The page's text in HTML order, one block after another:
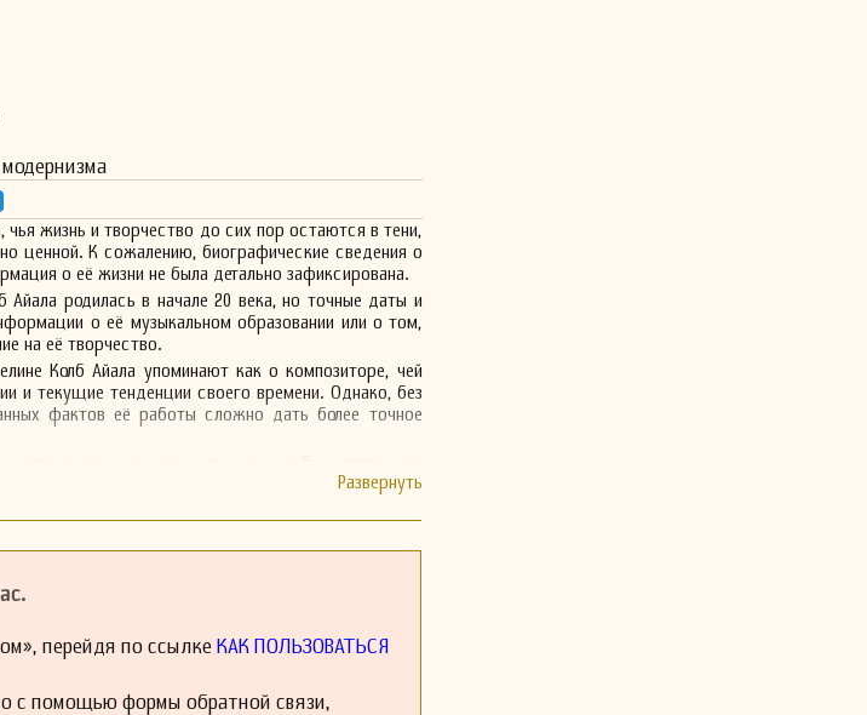
жизнь и творчество до сих пор остаются в тени,
ценной. К сожалению, биографические сведения о
о её жизни не была детально зафиксирована.
Айала родилась в начале 20 века, но точные даты и
о её музыкальном образовании или о том,
на её творчество.
Колб Айала упоминают как о композиторе, чей
и текущие тенденции своего времени. Однако, без
фактов её работы сложно дать более точное
её художественному развитию. Но, к сожалению,
и творчество Анжелины Колб Айала, а также
или произведениях, пожалуйста, уточните, и я
перейдя по ссылке КАК ПОЛЬЗОВАТЬСЯ
с помощью формы обратной связи,